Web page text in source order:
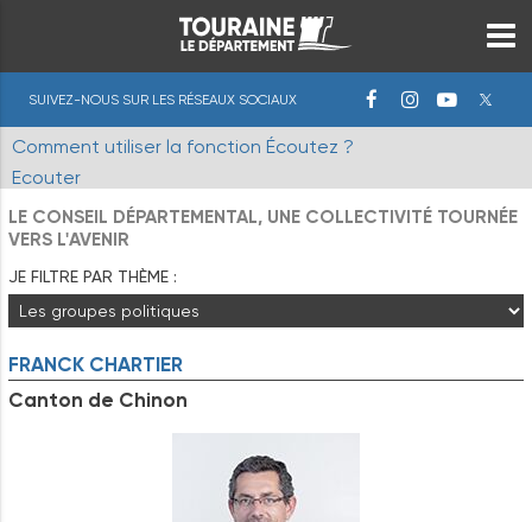
SUIVEZ-NOUS SUR LES RÉSEAUX SOCIAUX
Comment utiliser la fonction Écoutez ?
Ecouter
LE CONSEIL DÉPARTEMENTAL, UNE COLLECTIVITÉ TOURNÉE
VERS L'AVENIR
JE FILTRE PAR THÈME :
FRANCK CHARTIER
Canton de Chinon